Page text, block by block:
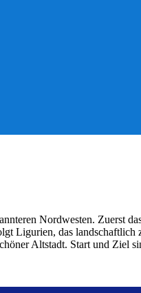
Nordwesten. Zuerst
Ligurien, das landschaftlich
Altstadt. Start und Ziel